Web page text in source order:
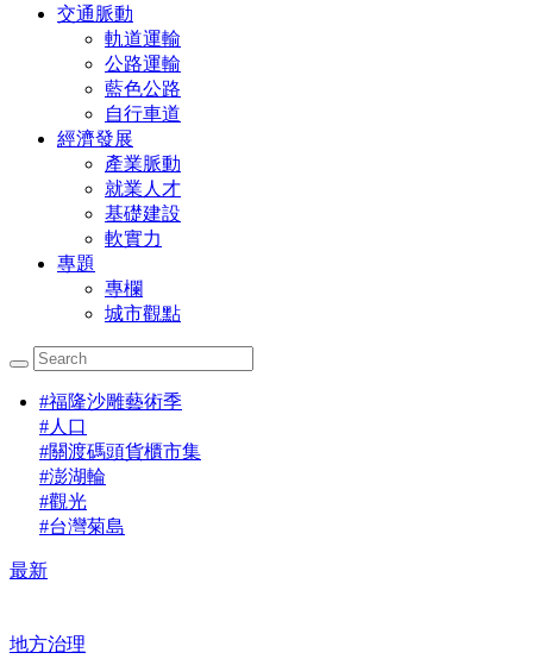
交通脈動
軌道運輸
公路運輸
藍色公路
自行車道
經濟發展
產業脈動
就業人才
基礎建設
軟實力
專題
專欄
城市觀點
#福隆沙雕藝術季
#人口
#關渡碼頭貨櫃市集
#澎湖輪
#觀光
#台灣菊島
最新
地方治理